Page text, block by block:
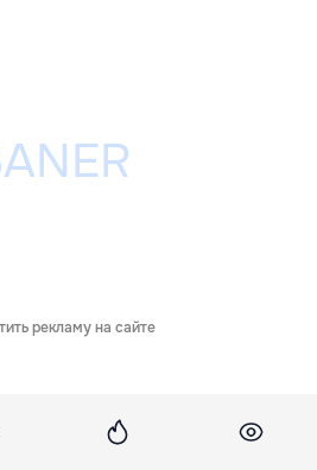
рекламу на сайте